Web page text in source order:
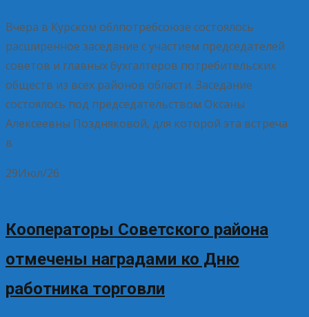
Вчера в Курском облпотребсоюзе состоялось
расширенное заседание с участием председателей
советов и главных бухгалтеров потребительских
обществ из всех районов области. Заседание
состоялось под председательством Оксаны
Алексеевны Поздняковой, для которой эта встреча
в
29Июл/26
Кооператоры Советского района
отмечены наградами ко Дню
работника торговли